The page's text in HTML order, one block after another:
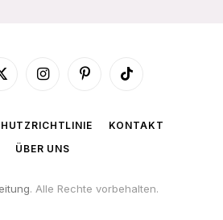
X
InstagramPinterestTikTok
KONTAKT
ÜBER UNS
. Alle Rechte vorbehalten.